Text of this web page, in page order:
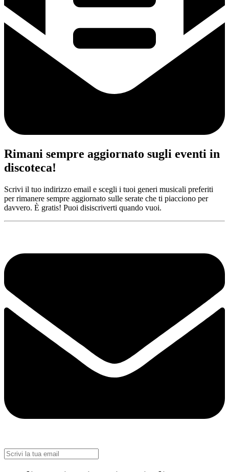
Rimani sempre aggiornato sugli eventi in
discoteca!
Scrivi il tuo indirizzo email e scegli i tuoi generi musicali preferiti
per rimanere sempre aggiornato sulle serate che ti piacciono per
davvero. È gratis! Puoi disiscriverti quando vuoi.